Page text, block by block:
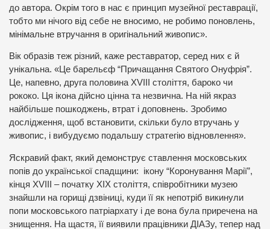
до автора. Окрім того в нас є принцип музейної реставрації,
тобто ми нічого від себе не вносимо, не робимо поновлень,
мінімальне втручання в оригінальний живопис».
Вік образів теж різний, каже реставратор, серед них є й
унікальна. «Це барельєф “Причащання Святого Онуфрія”.
Це, напевно, друга половина XVIII століття, бароко чи
рококо. Ця ікона дійсно цінна та незвична. На ній якраз
найбільше пошкоджень, втрат і доповнень. Зробимо
дослідження, щоб встановити, скільки було втручань у
живопис, і вибудуємо подальшу стратегію відновлення».
Яскравий факт, який демонструє ставлення московських
попів до української спадщини: ікону “Коронування Марії”,
кінця XVIII – початку XIX століття, співробітники музею
знайшли на горищі дзвіниці, куди її як непотріб викинули
попи московського патріархату і де вона була приречена на
знищення. На щастя, її виявили працівники ДІАЗу, тепер над